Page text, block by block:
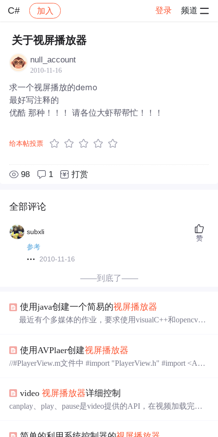
C# 加入 登录 频道
社区 C# 帖子详情
关于视屏播放器
null_account
2010-11-16
求一个视屏播放的demo
最好写注释的
优酷 那种！！！ 请各位大虾帮帮忙！！！
给本帖投票
98 1 打赏
全部评论
subxli
参考
2010-11-16
赞
——到底了——
使用java创建一个简易的视屏播放器
最近有个多媒体的作业，要求使用visualC++和opencv编
下。 目标：制作简易视屏播放器
1；VLC2.2.1 具体内容：完成了视屏的加载、播放、退出
使用AVPlaer创建视屏播放器
//#PlayerView.m文件中 #import "PlayerView.h" #import <AVF
Str; @property(nonatom...
video视屏播放器详细控制
canplay、play、pause是video提供的API，在视频加载完成